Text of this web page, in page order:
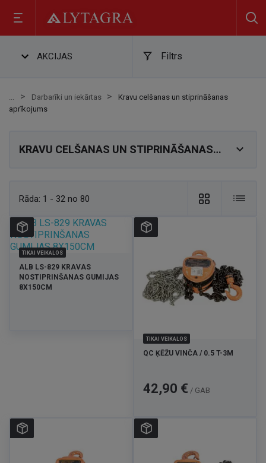
AKCIJAS Filtrs
Darbarīki un iekārtas
Kravu celšanas un stiprināšanas
aprīkojums
KRAVU CELŠANAS UN STIPRINĀŠANAS

Rāda: 1 - 32 no 80
TIKAI VEIKALOS
ALB LS-829 KRAVAS
NOSTIPRINŠANAS GUMIJAS
8X150CM
TIKAI VEIKALOS
QC ĶĒŽU VINČA / 0.5 T-3M
Cena
42,90 € / GAB